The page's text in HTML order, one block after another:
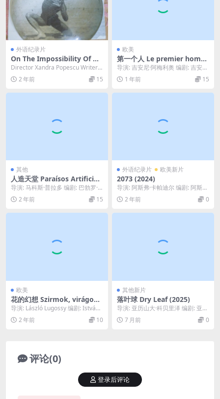
外语纪录片
On The Impossibility Of An
Homage 2024
Director Xandra Popescu Writer X
andra Po...
2 年前 15
欧美
第一个人 Le premier homm
e (2011)
导演: 吉安尼·阿梅利奥 编剧: 吉安尼
·阿梅利奥 / 阿尔贝·加缪 主演: C...
1 年前 15
其他
人造天堂 Paraísos Artificiais
(2012)
导演: 马科斯·普拉多 编剧: 巴勃罗·
帕迪拉 / 克里斯蒂亚诺·瓜尔达 / 马...
2 年前 15
外语纪录片 欧美新片
2073 (2024)
导演: 阿斯弗·卡帕迪尔 编剧: 阿斯弗
·卡帕迪尔 / 托尼·格里索尼 主演: ...
2 年前 0
欧美
花的幻想 Szirmok, virágok,
koszorúk (1984)
导演: László Lugossy 编剧: István
Kardos / L...
2 年前 10
其他新片
落叶球 Dry Leaf (2025)
导演: 亚历山大·科贝里泽 编剧: 亚历
山大·科贝里泽 主演: David Ko...
7 月前 0
评论(0)
登录后评论